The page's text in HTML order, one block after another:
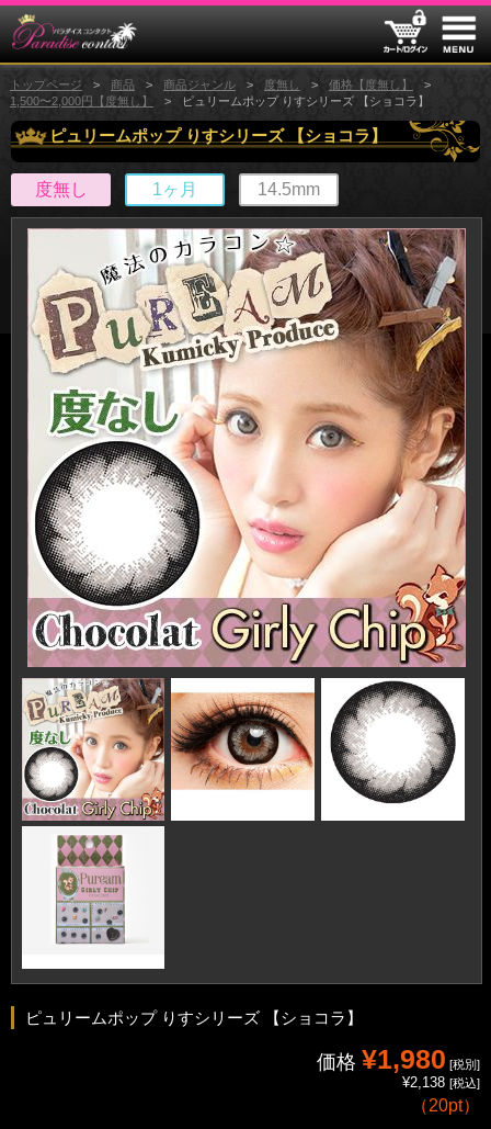
トップページ 商品 商品ジャンル 度無し
価格【度無し】
1,500〜2,000円【度無し】
ピュリームポップ りすシリーズ 【ショコラ】
ピュリームポップ りすシリーズ 【ショコラ】
度無し 1ヶ月 14.5mm
ピュリームポップ りすシリーズ 【ショコラ】
価格 ¥1,980 [税別]
¥2,138 [税込]
（20pt）